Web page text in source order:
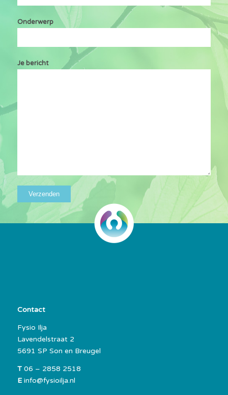
Onderwerp
Je bericht
Contact
Fysio Ilja
Lavendelstraat 2
5691 SP Son en Breugel
T06 – 2858 2518
Einfo@fysioilja.nl